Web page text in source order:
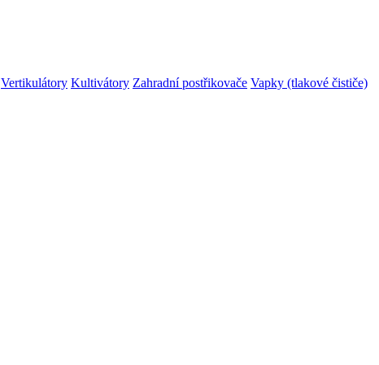
Vertikulátory Kultivátory Zahradní postřikovače Vapky (tlakové čističe)